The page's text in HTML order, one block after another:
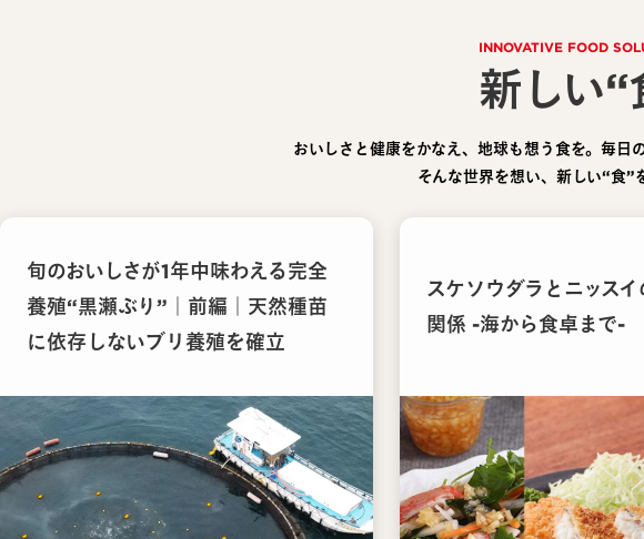
INNOVATIVE FOOD
新しい“
おいしさと健康をかなえ、地球も想う食を。毎日
そんな世界を想い、新しい“食”
旬のおいしさが1年中味わえる完全
養殖“黒瀬ぶり”｜前編｜天然種苗
に依存しないブリ養殖を確立
スケソウダラとニッス
関係 -海から食卓まで-